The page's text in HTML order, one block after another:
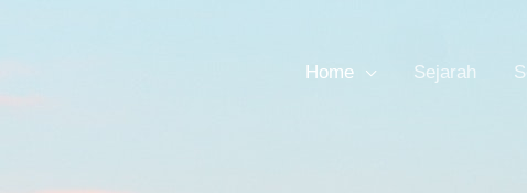
Home Sejarah